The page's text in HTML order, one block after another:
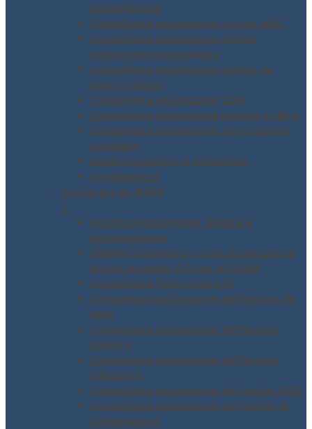
atmosferiche
Consulenza valutazione rischio MMC
Consulenza valutazione rischio
cancerogeno mutageno
Consulenza valutazione rischio da
agenti chimici
Consulenza valutazione CEM
Consulenza valutazione rumore e vibro
Consulenza valutazione stress lavoro
correlato
Analisi emissioni in atmosfera
Fondimpresa
Servizi D.Lgs. 81/08
▼
Acustica Ambientale, Edilizia e
Architettonica
Obbligo formativo – corsi sicurezza sul
lavoro secondo il D.Lgs. 81/2008
Consulenza Testo Unico 81
Consulenza valutazione del Rischio da
MMC
Consulenza valutazione del Rischio
Rumore
Consulenza valutazione del Rischio
Vibrazioni
Consulenza valutazione del rischio ROA
Consulenza valutazione del rischio di
fulminazione